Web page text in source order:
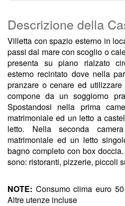
Descrizione della
Villetta con spazio esterno in
passi dal mare con scoglio o
presenta su piano rialzato
esterno recintato dove nella
pranzare o cenare ed
compone da un soggiorno
Spostandosi nella prima
matrimoniale ed un letto a
letto. Nella seconda
matrimoniale ed un letto
bagno completo con box
sono: ristoranti, pizzerie, piccoli
NOTE: Consumo clima euro
Altre utenze incluse